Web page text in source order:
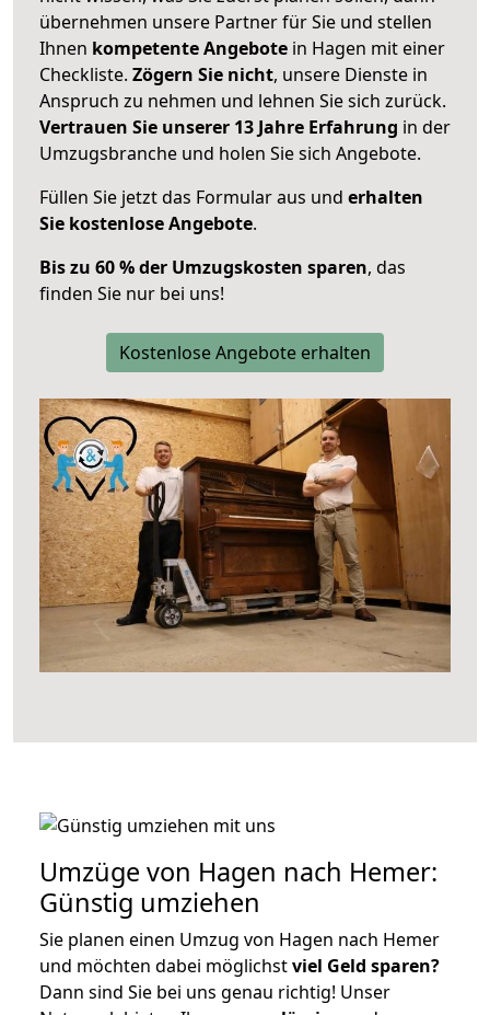
übernehmen unsere Partner für Sie und stellen
Ihnen kompetente Angebote in Hagen mit einer
Checkliste. Zögern Sie nicht, unsere Dienste in
Anspruch zu nehmen und lehnen Sie sich zurück.
Vertrauen Sie unserer 13 Jahre Erfahrung in der
Umzugsbranche und holen Sie sich Angebote.
Füllen Sie jetzt das Formular aus und erhalten
Sie kostenlose Angebote.
Bis zu 60 % der Umzugskosten sparen, das
finden Sie nur bei uns!
Kostenlose Angebote erhalten
Umzüge von Hagen nach Hemer:
Günstig umziehen
Sie planen einen Umzug von Hagen nach Hemer
und möchten dabei möglichstviel Geld sparen?
Dann sind Sie bei uns genau richtig! Unser